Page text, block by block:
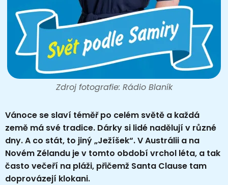
Zdroj fotografie: Rádio Blaník
Vánoce se slaví téměř po celém světě a každá
země má své tradice. Dárky si lidé nadělují v různé
dny. A co stát, to jiný „Ježíšek“. V Austrálii a na
Novém Zélandu je v tomto období vrchol léta, a tak
často večeří na pláži, přičemž Santa Clause tam
doprovázejí klokani.